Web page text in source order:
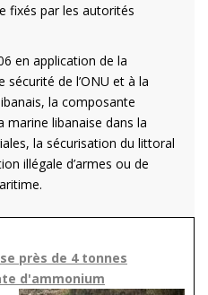
fixés par les autorités
en application de la
de l’ONU et à la
la composante
marine libanaise dans la
la sécurisation du littoral
illégale d’armes ou de
près de 4 tonnes
d'ammonium